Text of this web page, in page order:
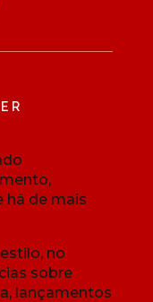
há de mais
no
sobre
lançamentos